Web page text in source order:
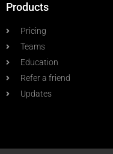
Products
Pricing
Teams
Education
Refer a friend
Updates